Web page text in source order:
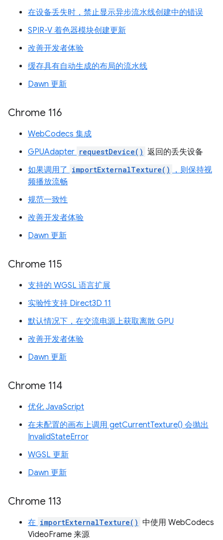
在设备丢失时，禁止显示异步流水线创建中的错误
SPIR-V 着色器模块创建更新
改善开发者体验
缓存具有自动生成的布局的流水线
Dawn 更新
Chrome 116
WebCodecs 集成
GPUAdapter requestDevice() 返回的丢失设备
如果调用了 importExternalTexture()
，则保持视
频播放流畅
规范一致性
改善开发者体验
Dawn 更新
Chrome 115
支持的 WGSL 语言扩展
实验性支持 Direct3D 11
默认情况下，在交流电源上获取离散 GPU
改善开发者体验
Dawn 更新
Chrome 114
优化 JavaScript
在未配置的画布上调用 getCurrentTexture() 会抛出
InvalidStateError
WGSL 更新
Dawn 更新
Chrome 113
在 importExternalTexture() 中使用 WebCodecs
VideoFrame 来源